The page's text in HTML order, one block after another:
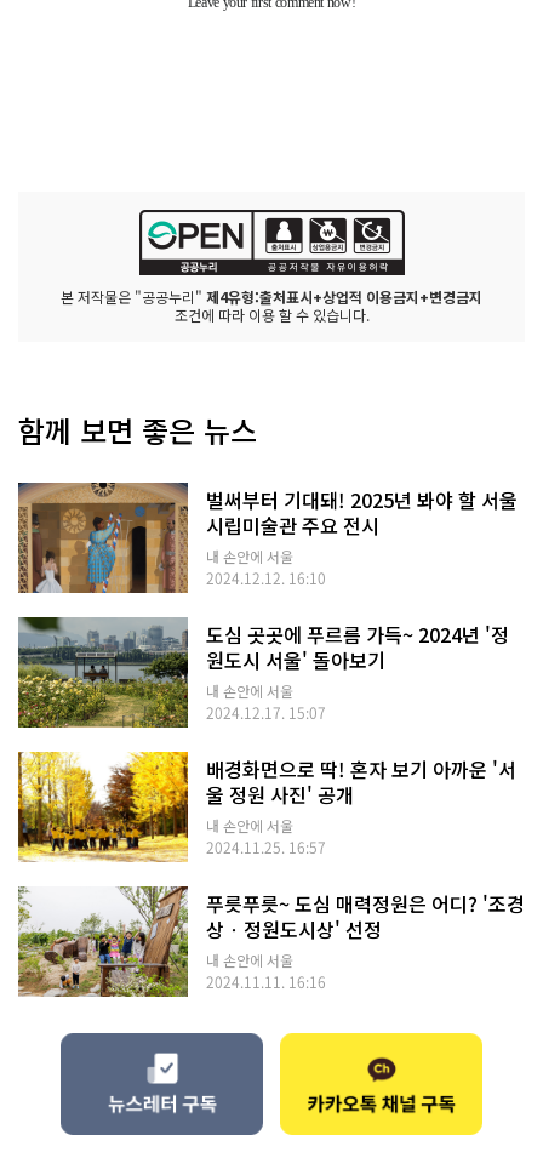
본 저작물은 "공공누리" 제4유형:출처표시+상업적 이용금지+변경금지
조건에 따라 이용 할 수 있습니다.
함께 보면 좋은 뉴스
벌써부터 기대돼! 2025년 봐야 할 서울
시립미술관 주요 전시
내 손안에 서울
2024.12.12. 16:10
도심 곳곳에 푸르름 가득~ 2024년 '정
원도시 서울' 돌아보기
내 손안에 서울
2024.12.17. 15:07
배경화면으로 딱! 혼자 보기 아까운 '서
울 정원 사진' 공개
내 손안에 서울
2024.11.25. 16:57
푸릇푸릇~ 도심 매력정원은 어디? '조경
상‧정원도시상' 선정
내 손안에 서울
2024.11.11. 16:16